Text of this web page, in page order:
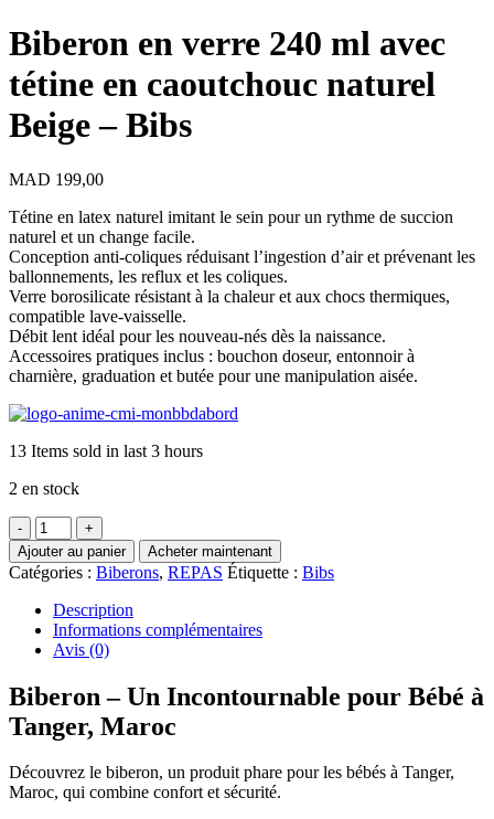
Biberon en verre 240 ml avec
tétine en caoutchouc naturel
Beige – Bibs
MAD 199,00
Tétine en latex naturel imitant le sein pour un rythme de succion
naturel et un change facile.
Conception anti-coliques réduisant l’ingestion d’air et prévenant les
ballonnements, les reflux et les coliques.
Verre borosilicate résistant à la chaleur et aux chocs thermiques,
compatible lave-vaisselle.
Débit lent idéal pour les nouveau-nés dès la naissance.
Accessoires pratiques inclus : bouchon doseur, entonnoir à
charnière, graduation et butée pour une manipulation aisée.
13 Items sold in last 3 hours
2 en stock
quantité
de
Biberon
en
verre
240
ml
avec
tétine
en
caoutchouc
naturel
-
Bibs
Ajouter au panier Acheter maintenant
Catégories : Biberons, REPAS Étiquette : Bibs
Description
Informations complémentaires
Avis (0)
Biberon – Un Incontournable pour Bébé à
Tanger, Maroc
Découvrez le biberon, un produit phare pour les bébés à Tanger,
Maroc, qui combine confort et sécurité.